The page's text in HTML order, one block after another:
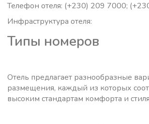
Телефон отеля: (+230) 209 7000;
Инфраструктура отеля:
Типы номеров
Отель предлагает разнообразные
размещения, каждый из которых
высоким стандартам комфорта и